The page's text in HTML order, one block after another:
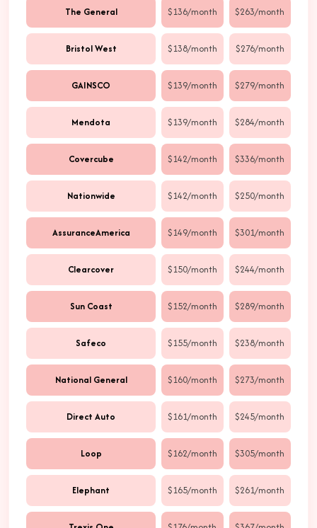
The General $136/month $263/month
Bristol West $138/month $276/month
GAINSCO $139/month $279/month
Mendota $139/month $284/month
Covercube $142/month $336/month
Nationwide $142/month $250/month
AssuranceAmerica $149/month $301/month
Clearcover $150/month $244/month
Sun Coast $152/month $289/month
Safeco $155/month $238/month
National General $160/month $273/month
Direct Auto $161/month $245/month
Loop $162/month $305/month
Elephant $165/month $261/month